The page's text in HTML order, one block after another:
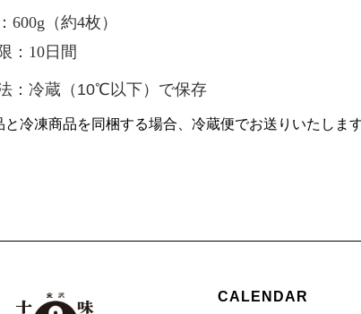
600g（約4枚）
：10日間
：冷蔵（10℃以下）で保存
と冷凍商品を同梱する場合、冷蔵便でお送りいたします
CALENDAR